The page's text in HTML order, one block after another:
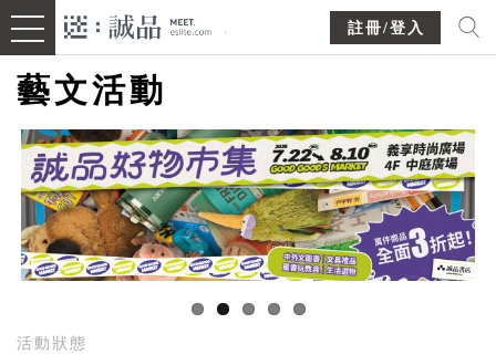
註冊/登入
藝文活動
活動狀態